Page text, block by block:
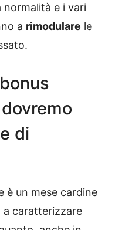
e i vari
a rimodulare le
di
è un mese cardine
a caratterizzare